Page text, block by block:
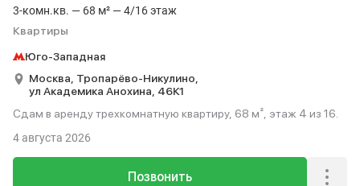
3-комн.кв. — 68 м² — 4/16 этаж
Квартиры
Юго-Западная
Москва, Тропарёво-Никулино,
ул Академика Анохина, 46К1
Сдам в аренду трехкомнатную квартиру, 68 м², этаж 4 из 16.
Позвонить
4 августа 2026